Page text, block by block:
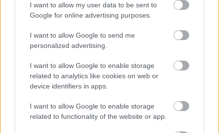
I want to allow my user data to be sent to
Google for online advertising purposes.
I want to allow Google to send me
personalized advertising.
I want to allow Google to enable storage
related to analytics like cookies on web or
device identifiers in apps.
I want to allow Google to enable storage
related to functionality of the website or app.